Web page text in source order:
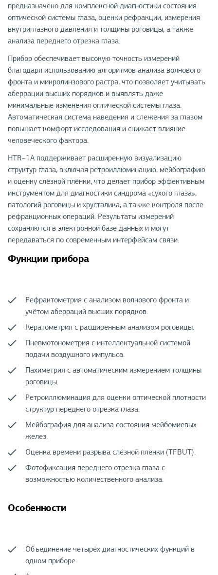
предназначено для комплексной диагностики состояния
оптической системы глаза, оценки рефракции, измерения
внутриглазного давления и толщины роговицы, а также
анализа переднего отрезка глаза.
Прибор обеспечивает высокую точность измерений
благодаря использованию алгоритмов анализа волнового
фронта и микролинзового растра, что позволяет учитывать
аберрации высших порядков и выявлять даже
минимальные изменения оптической системы глаза.
Автоматическая система наведения и слежения за глазом
повышает комфорт исследования и снижает влияние
человеческого фактора.
HTR−1A поддерживает расширенную визуализацию
структур глаза, включая ретроиллюминацию, мейбографию
и оценку слёзной плёнки, что делает прибор эффективным
инструментом для диагностики синдрома «сухого глаза»,
патологий роговицы и хрусталика, а также контроля после
рефракционных операций. Результаты измерений
сохраняются в электронной базе данных и могут
передаваться по современным интерфейсам связи.
Функции прибора
Рефрактометрия с анализом волнового фронта и
учётом аберраций высших порядков.
Кератометрия с расширенным анализом роговицы.
Пневмотонометрия с интеллектуальной системой
подачи воздушного импульса.
Пахиметрия с автоматическим измерением толщины
роговицы.
Ретроиллюминация для оценки оптической плотности
структур переднего отрезка глаза.
Мейбография для анализа состояния мейбомиевых
желез.
Оценка времени разрыва слёзной плёнки (TFBUT).
Фотофиксация переднего отрезка глаза с
возможностью количественного анализа.
Особенности
Объединение четырёх диагностических функций в
одном приборе.